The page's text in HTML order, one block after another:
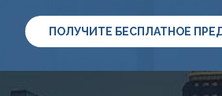
ПОЛУЧИТЕ БЕСПЛАТНОЕ